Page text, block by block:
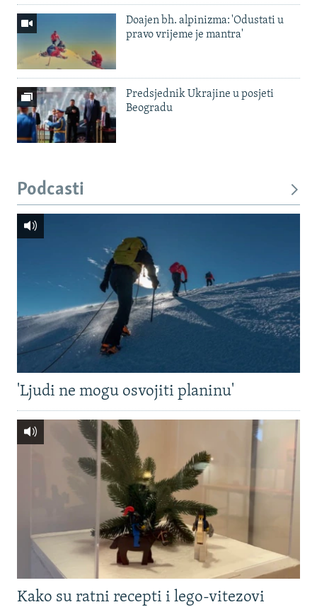
Doajen bh. alpinizma: 'Odustati u
pravo vrijeme je mantra'
Predsjednik Ukrajine u posjeti
Beogradu
Podcasti
'Ljudi ne mogu osvojiti planinu'
Kako su ratni recepti i lego-vitezovi